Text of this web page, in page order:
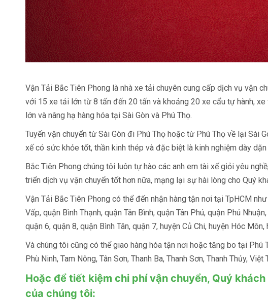
Vận Tải Bắc Tiên Phong là nhà xe tải chuyên cung cấp dịch vụ vận
với 15 xe tải lớn từ 8 tấn đến 20 tấn và khoảng 20 xe cẩu tự hành,
lớn và nâng hạ hàng hóa tại Sài Gòn và Phú Thọ.
Tuyến vận chuyển từ Sài Gòn đi Phú Thọ hoặc từ Phú Thọ về lại Sài
xế có sức khỏe tốt, thần kinh thép và đặc biệt là kinh nghiệm dày dặn
Bắc Tiên Phong chúng tôi luôn tự hào các anh em tài xế giỏi yêu
triển dịch vụ vận chuyển tốt hơn nữa, mạng lại sự hài lòng cho Quý
Vận Tải Bắc Tiên Phong có thể đến nhận hàng tận nơi tại TpHCM
Vấp, quận Bình Thạnh, quận Tân Bình, quận Tân Phú, quận Phú
quận 6, quận 8, quận Bình Tân, quận 7, huyện Củ Chi, huyện Hóc Môn,
Và chúng tôi cũng có thể giao hàng hóa tận nơi hoặc tăng bo tại Phú
Phù Ninh, Tam Nông, Tân Sơn, Thanh Ba, Thanh Sơn, Thanh Thủy, Việt
Hoặc để tiết kiệm chi phí vận chuyển, Quý
của chúng tôi: